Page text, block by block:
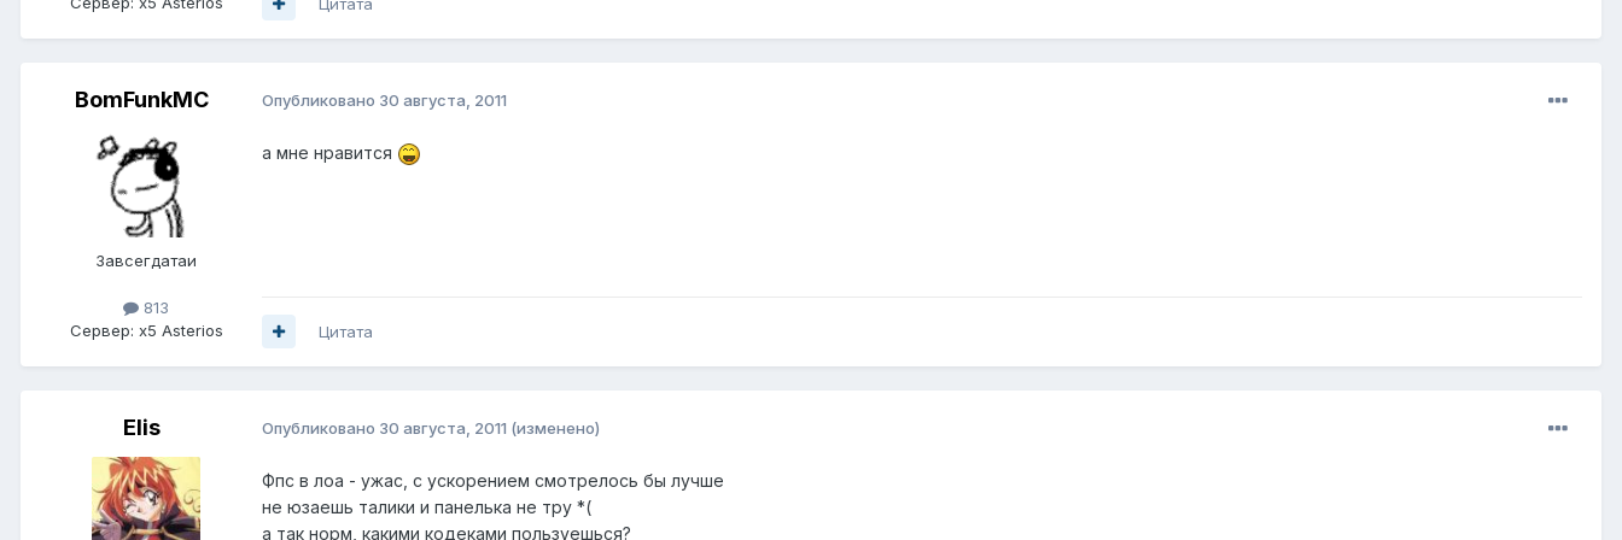
BomFunkMC
Завсегдатаи
813
Сервер: x5 Asterios
Опубликовано 30 августа, 2011
а мне нравится
Цитата
Elis Опубликовано 30 августа, 2011 (изменено)
Фпс в лоа - ужас, с ускорением смотрелось бы лучше
не юзаешь талики и панелька не тру *(
а так норм, какими кодеками пользуешься?